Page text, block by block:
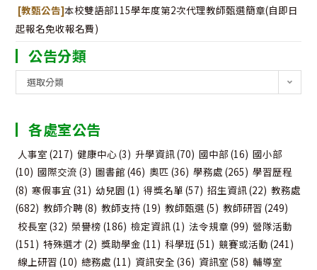
[教甄公告]本校雙語部115學年度第2次代理教師甄選簡章(自即日
起報名免收報名費)
公告分類
告
類
選取分類
各處室公告
人事室 (217) 健康中心(3) 升學資訊(70) 國中部 (16) 國小部
(10) 國際交流 (3) 圖書館 (46) 奧匹 (36) 學務處 (265) 學習歷程
(8) 寒假事宜 (31) 幼兒園 (1) 得獎名單 (57) 招生資訊(22) 教務處
(682) 教師介聘(8) 教師支持 (19) 教師甄選 (5) 教師研習 (249)
校長室 (32) 榮譽榜 (186) 檢定資訊(1) 法令規章 (99) 營隊活動
(151) 特殊選才 (2) 獎助學金 (11) 科學班(51) 競賽或活動 (241)
線上研習 (10) 總務處 (11) 資訊安全 (36) 資訊室 (58) 輔導室